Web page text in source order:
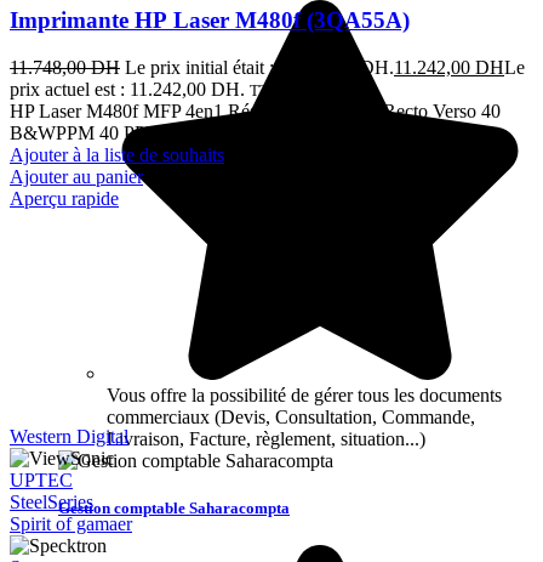
Vous offre la possibilité de gérer tous les documents
commerciaux (Devis, Consultation, Commande,
Livraison, Facture, règlement, situation...)
Gestion comptable Saharacompta
Imprimante HP Laser M480f (3QA55A)
11.748,00DH Le prix initial était : 11.748,00 DH.11.242,00 DHLe
prix actuel est : 11.242,00 DH. TTC
HP Laser M480f MFP 4en1 Réseau Couleur A4 Recto Verso 40
B&WPPM 40 PPMCOL 40 12M
Ajouter à la liste de souhaits
Ajouter au panier
Aperçu rapide
Western Digital
UPTEC
SteelSeries
Spirit of gamaer